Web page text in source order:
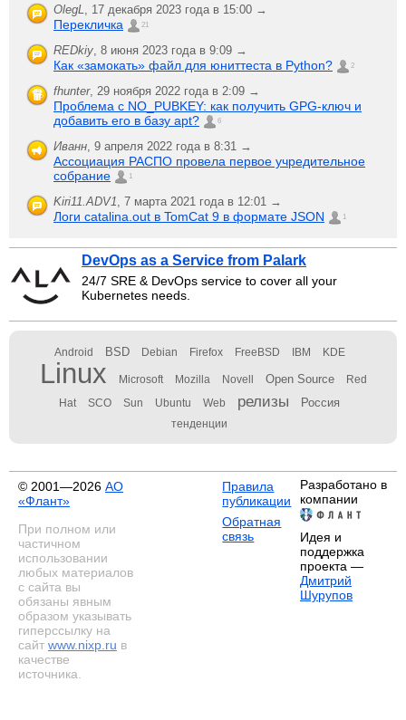
OlegL, 17 декабря 2023 года в 15:00 →
Перекличка 21
REDkiy, 8 июня 2023 года в 9:09 →
Как «замокать» файл для юниттеста в Python? 2
fhunter, 29 ноября 2022 года в 2:09 →
Проблема с NO_PUBKEY: как получить GPG-ключ и
добавить его в базу apt?
6
Иванн, 9 апреля 2022 года в 8:31 →
Ассоциация РАСПО провела первое учредительное
собрание
1
Kiri11.ADV1, 7 марта 2021 года в 12:01 →
Логи catalina.out в TomCat 9 в формате JSON 1
DevOps as a Service from Palark
24/7 SRE & DevOps service to cover all your
Kubernetes needs.
Android BSD Debian Firefox FreeBSD IBM KDE
Linux Microsoft Mozilla Novell Open Source Red
Hat SCO Sun Ubuntu Web релизы Россия
тенденции
© 2001—2026 АО
«Флант»
При полном или
частичном
использовании
любых материалов
с сайта вы
обязаны явным
образом указывать
гиперссылку на
сайт www.nixp.ru в
качестве
источника.
Правила
публикации
Обратная
связь
Разработано в
компании
Идея и
поддержка
проекта —
Дмитрий
Шурупов